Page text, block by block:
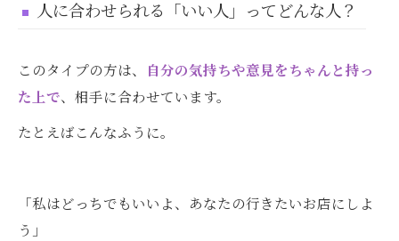
人に合わせられる「いい人」ってどんな人？
このタイプの方は、
自分の気持ちや意見をちゃんと持っ
た上で、相手に合わせています。
たとえばこんなふうに。
「私はどっちでもいいよ、あなたの行きたいお店にしよ
う」